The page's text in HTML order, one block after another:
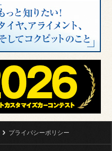
プライバシーポリシー